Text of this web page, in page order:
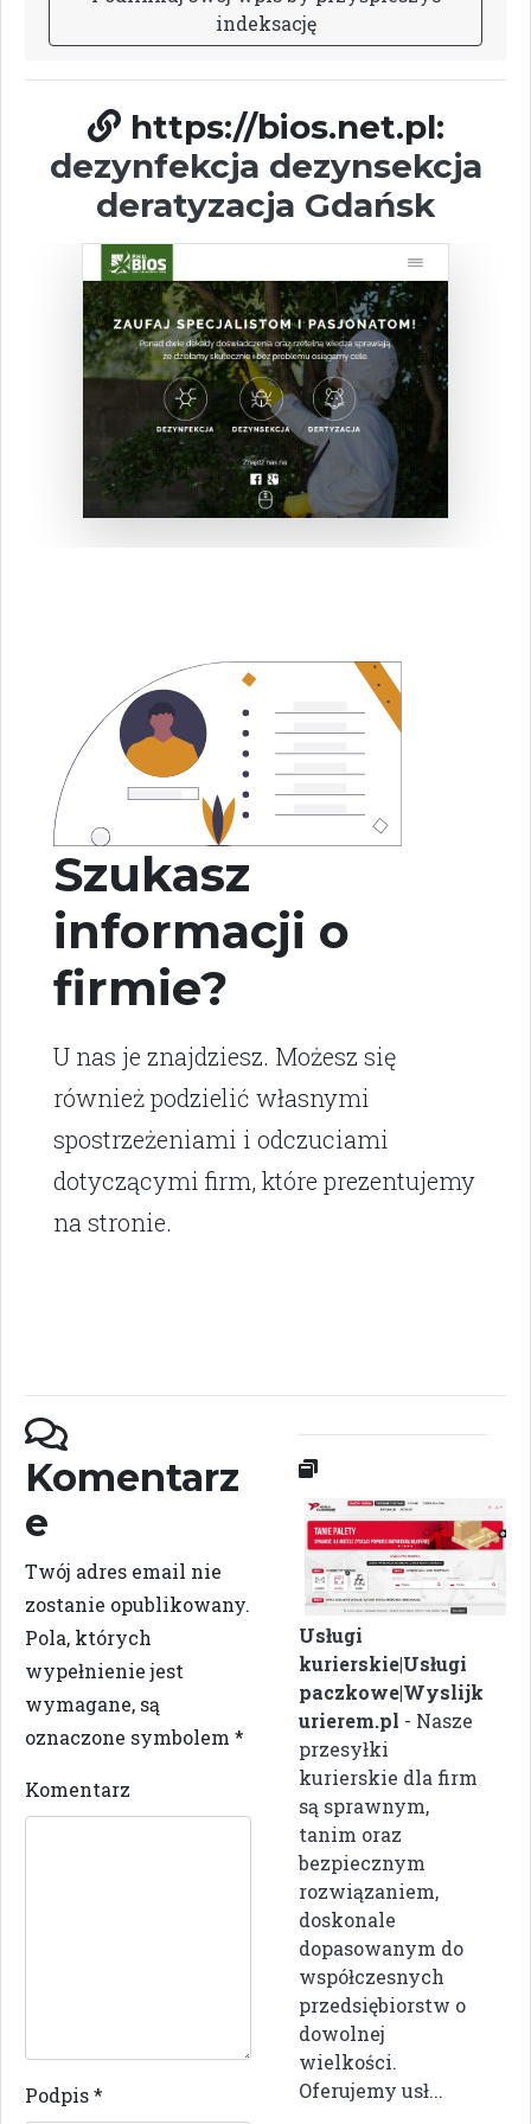
indeksację
https://bios.net.pl:
dezynfekcja dezynsekcja
deratyzacja Gdańsk
Szukasz
informacji o
firmie?
U nas je znajdziesz. Możesz się
również podzielić własnymi
spostrzeżeniami i odczuciami
dotyczącymi firm, które prezentujemy
na stronie.
Komentarz
e
Twój adres email nie
zostanie opublikowany.
Pola, których
wypełnienie jest
wymagane, są
oznaczone symbolem *
Komentarz
Podpis*
Usługi
kurierskie|Usługi
paczkowe|Wyslijk
urierem.pl - Nasze
przesyłki
kurierskie dla firm
są sprawnym,
tanim oraz
bezpiecznym
rozwiązaniem,
doskonale
dopasowanym do
współczesnych
przedsiębiorstw o
dowolnej
wielkości.
Oferujemy usł...